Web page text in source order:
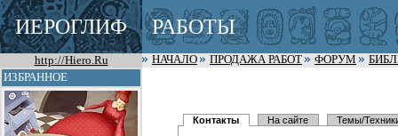
ИЕРОГЛИФ РАБОТЫ
http://Hiero.Ru НАЧАЛО ПРОДАЖА РАБОТ ФОРУМ
ИЗБРАННОЕ
Контакты На сайте Темы/